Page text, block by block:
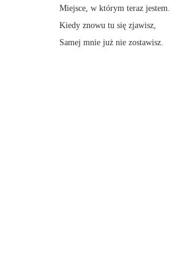
Miejsce, w którym teraz jestem.
Kiedy znowu tu się zjawisz,
Samej mnie już nie zostawisz.